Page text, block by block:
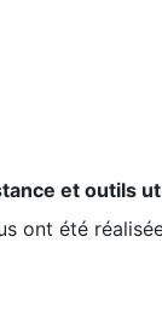
et outils
ont été